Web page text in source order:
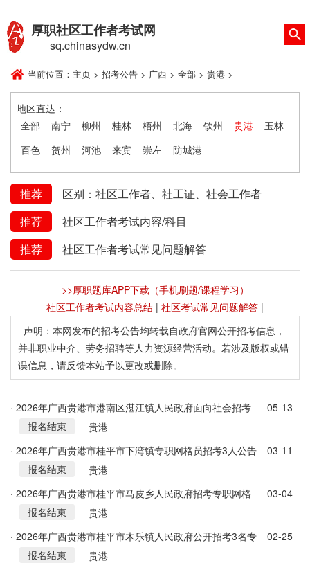
厚职社区工作者考试网
sq.chinasydw.cn
当前位置： 主页 > 招考公告 > 广西 > 全部 > 贵港 >
地区直达：
全部
南宁 柳州 桂林 梧州 北海 钦州 贵港
玉林
百色
贺州 河池 来宾 崇左 防城港
推荐
区别：社区工作者、社工证、社会工作者
推荐
社区工作者考试内容/科目
推荐
社区工作者考试常见问题解答
>>厚职题库APP下载（手机刷题/课程学习）
社区工作者考试内容总结 | 社区考试常见问题解答 |
声明：本网发布的招考公告均转载自政府官网公开招考信息，
并非职业中介、劳务招聘等人力资源经营活动。若涉及版权或错
误信息，请反馈本站予以更改或删除。
· 2026年广西贵港市港南区湛江镇人民政府面向社会招考
专职网格员2人公告
05-13
报名结束
贵港
· 2026年广西贵港市桂平市下湾镇专职网格员招考3人公告
03-11
报名结束
贵港
· 2026年广西贵港市桂平市马皮乡人民政府招考专职网格
员3人公告
03-04
报名结束
贵港
· 2026年广西贵港市桂平市木乐镇人民政府公开招考3名专
职网格员公告
02-25
报名结束
贵港